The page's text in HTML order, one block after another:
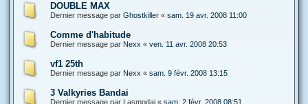
DOUBLE MAX
Dernier message par Ghostkiller « sam. 19 avr. 2008 11:00
Comme d'habitude
Dernier message par Nexx « ven. 11 avr. 2008 20:53
vf1 25th
Dernier message par Nexx « sam. 9 févr. 2008 13:15
3 Valkyries Bandai
Dernier message par Lasmodai « sam. 2 févr. 2008 08:51